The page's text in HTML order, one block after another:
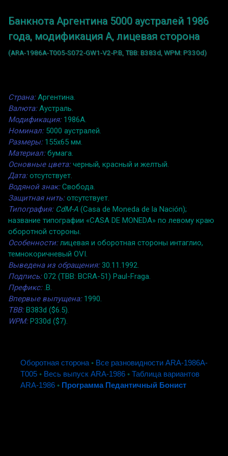
Банкнота Аргентина 5000 аустралей 1986
года, модификация A, лицевая сторона
(ARA-1986A-T005-S072-GW1-V2-P.B, TBB: B383d, WPM: P330d)
Страна:Аргентина.
Валюта:Аустраль.
Модификация:1986A.
Номинал:5000 аустралей.
Размеры:155x65 мм.
Материал:бумага.
Основные цвета:черный, красный и желтый.
Дата:отсутствует.
Водяной знак:Свобода.
Защитная нить:отсутствует.
Типография: CdM-A (Casa de Moneda de la Nación);
название типографии «CASA DE MONEDA» по левому краю
оборотной стороны.
Особенности:лицевая и оборотная стороны интаглио,
темнокоричневый OVI.
Выведена из обращения:30.11.1992.
Подпись:072 (TBB: BCRA-51) Paul-Fraga.
Префикс:.B.
Впервые выпущена:1990.
TBB:B383d ($6.5).
WPM:P330d ($7).
Оборотная сторона◦ Все разновидности ARA-1986A-
T005 ◦ Весь выпуск ARA-1986 ◦ Таблица вариантов
ARA-1986 ◦ Программа Педантичный Бонист